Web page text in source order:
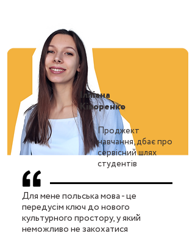
Проджект
навчання, дбає про
сервісний шлях
студентів
Ілліана
Кіпоренко
Для мене польська мова - це
передусім ключ до нового
культурного простору, у який
неможливо не закохатися